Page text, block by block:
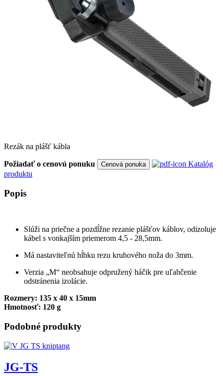
Rezák na plášť kábla
Požiadať o cenovú ponuku Cenová ponuka
Katalóg
produktu
Popis
Slúži na priečne a pozdĺžne rezanie plášťov káblov, odizoluje
kábel s vonkajším priemerom 4,5 ‐ 28,5mm.
Má nastaviteľnú hĺbku rezu kruhového noža do 3mm.
Verzia „M“ neobsahuje odpružený háčik pre uľahčenie
odstránenia izolácie.
Rozmery: 135 x 40 x 15mm
Hmotnosť: 120 g
Podobné produkty
JG-TS